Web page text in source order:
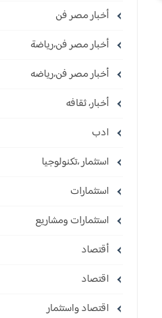
أخبار مصر فن
أخبار مصر فن،رياضة
أخبار مصر فن،رياضه
أخبار، ثقافه
ادب
استثمار ،تكنولوجيا
استثمارات
استثمارات ومشاريع
أقتصاد
اقتصاد
اقتصاد واستثمار